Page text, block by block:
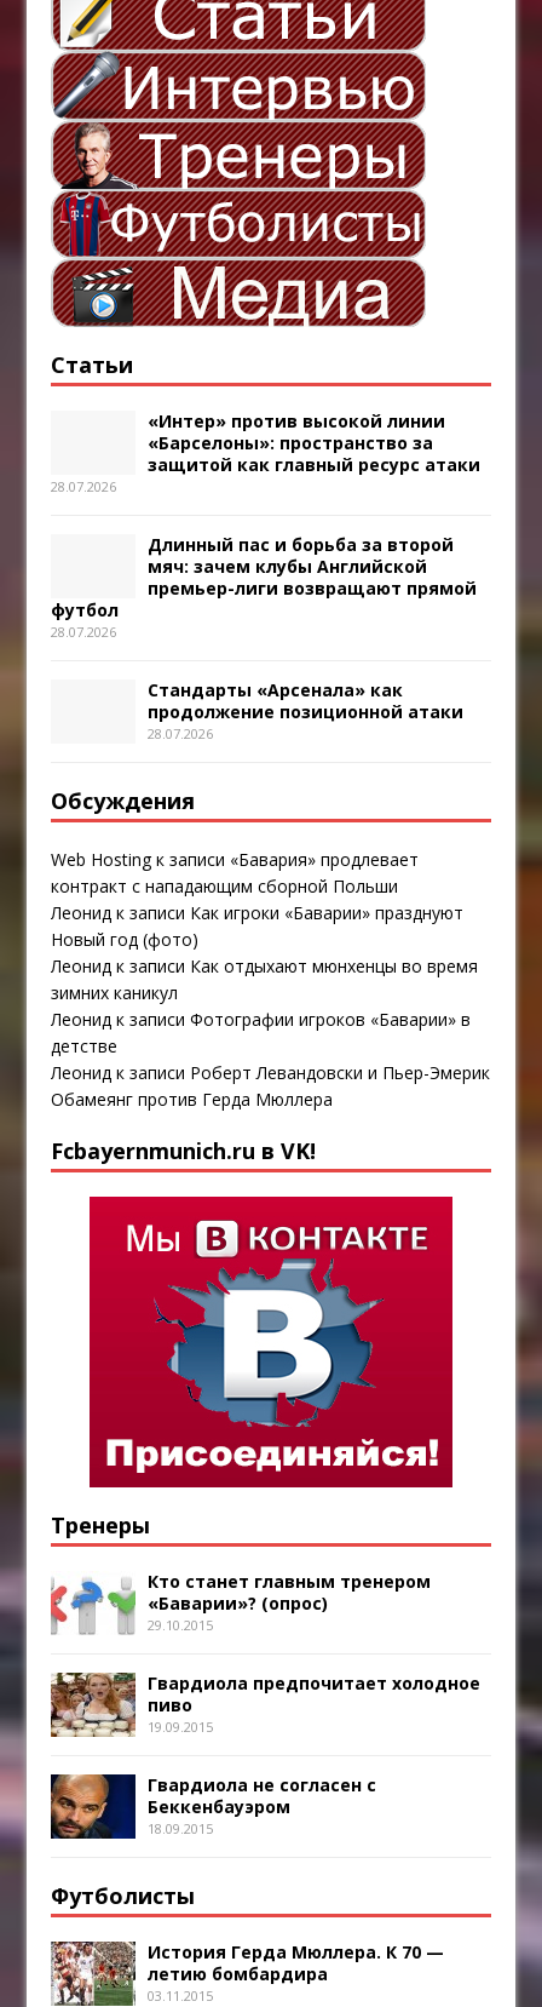
Статьи
«Интер» против высокой линии
«Барселоны»: пространство за
защитой как главный ресурс атаки
28.07.2026
Длинный пас и борьба за второй
мяч: зачем клубы Английской
премьер-лиги возвращают прямой
футбол
28.07.2026
Стандарты «Арсенала» как
продолжение позиционной атаки
28.07.2026
Обсуждения
Web Hostingк записи «Бавария» продлевает
контракт с нападающим сборной Польши
Леонид к записи Как игроки «Баварии» празднуют
Новый год (фото)
Леонид к записи Как отдыхают мюнхенцы во время
зимних каникул
Леонид к записиФотографии игроков «Баварии» в
детстве
Леонид к записи Роберт Левандовски и Пьер-Эмерик
Обамеянг против Герда Мюллера
Fcbayernmunich.ru в VK!
Тренеры
Кто станет главным тренером
«Баварии»? (опрос)
29.10.2015
Гвардиола предпочитает холодное
пиво
19.09.2015
Гвардиола не согласен с
Беккенбауэром
18.09.2015
Футболисты
История Герда Мюллера. К 70 —
летию бомбардира
03.11.2015